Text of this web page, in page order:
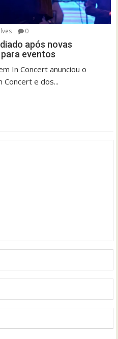
0
após novas
eventos
In Concert anunciou o
Concert e dos...